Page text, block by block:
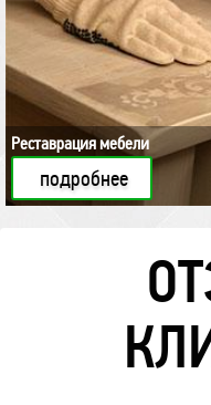
Реставрация мебели
подробнее